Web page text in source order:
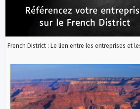
French District : Le lien entre les entreprises et